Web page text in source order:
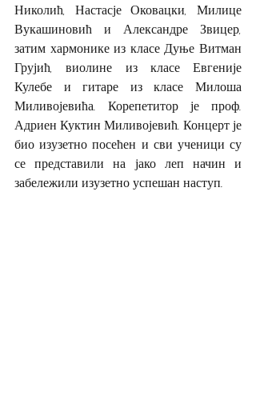
Николић, Настасје Оковацки, Милице
Вукашиновић и Александре Звицер,
затим хармонике из класе Дуње Витман
Грујић, виолине из класе Евгеније
Кулебе и гитаре из класе Милоша
Миливојевића. Корепетитор је проф.
Адриен Куктин Миливојевић. Концерт је
био изузетно посећен и сви ученици су
се представили на јако леп начин и
забележили изузетно успешан наступ.